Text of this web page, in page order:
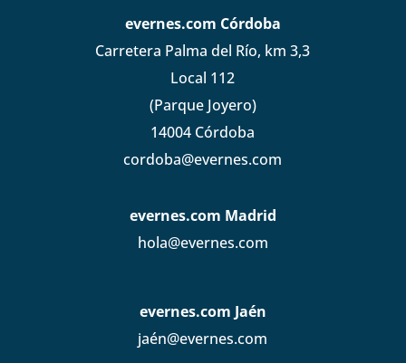
evernes.com Córdoba
Carretera Palma del Río, km 3,3
Local 112
(Parque Joyero)
14004 Córdoba
cordoba@evernes.com
evernes.com Madrid
hola@evernes.com
evernes.com Jaén
jaén@evernes.com